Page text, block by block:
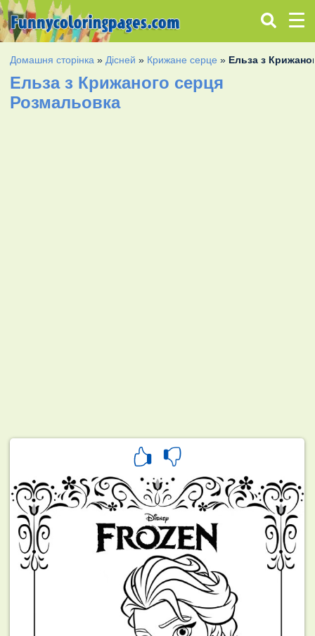
Домашня сторінка » Дісней » Крижане серце » Ельза з
Ельза з Крижаного серця
Розмальовка